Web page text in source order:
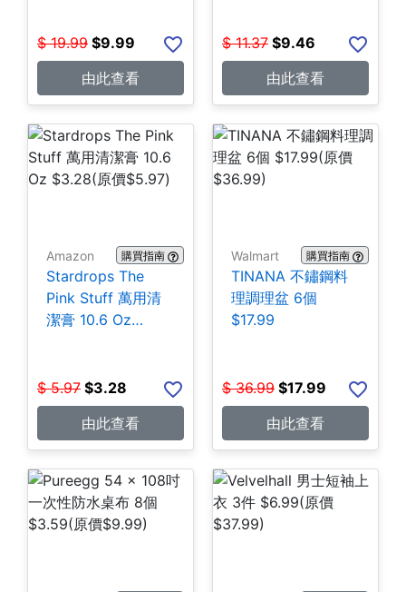
$ 19.99 $9.99
由此查看
$ 11.37 $9.46
由此查看
Amazon 購買指南
Stardrops The
Pink Stuff 萬用清
潔膏 10.6 Oz
$ 5.97 $3.28
由此查看
Walmart 購買指南
TINANA 不鏽鋼料
理調理盆 6個
$17.99
$ 36.99 $17.99
由此查看